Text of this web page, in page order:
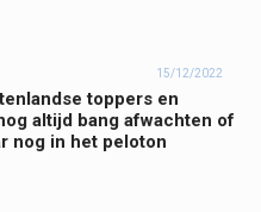
15/12/2022
toppers en
altijd bang afwachten of
nog in het peloton